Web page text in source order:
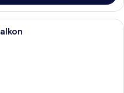
ordentlich bezogenes Bett mit